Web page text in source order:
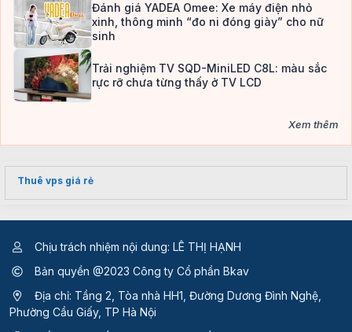
Đánh giá YADEA Omee: Xe máy điện nhỏ
xinh, thông minh “đo ni đóng giày” cho nữ
sinh
Trải nghiệm TV SQD-MiniLED C8L: màu sắc
rực rỡ chưa từng thấy ở TV LCD
Xem thêm
Thuê vps giá rẻ
Chịu trách nhiệm nội dung: LÊ THỊ HẠNH
Bản quyền @2023 Công ty Cổ phần Bkav
Địa chỉ: Tầng 2, Tòa nhà HH1, Đường Dương Đình Nghệ,
Phường Cầu Giấy, TP Hà Nội